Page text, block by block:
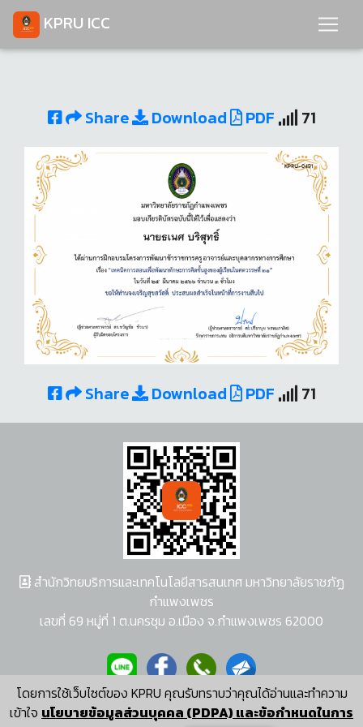
KPRU ICC
Share Download PDF 71
Share Download PDF 71
โดยการใช้เว็บไซต์ของ KPRU คุณรับทราบว่าคุณได้อ่านและทำความ
เข้าใจ นโยบายข้อมูลส่วนบุคคล (PDPA) และข้อกำหนดในการ
สำนักวิทยบริการและเทคโนโลยีสารสนเทศ มหาวิทยาลัยราชภัฏ
กำแพงเพชร
เลขที่ 69 หมู่ที่ 1 ต.นครชุม อ.เมือง จ.กำแพงเพชร 62000
ผู้พัฒนาระบบ อนุชา พวงผกา